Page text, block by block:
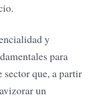
y
para
que, a partir
un